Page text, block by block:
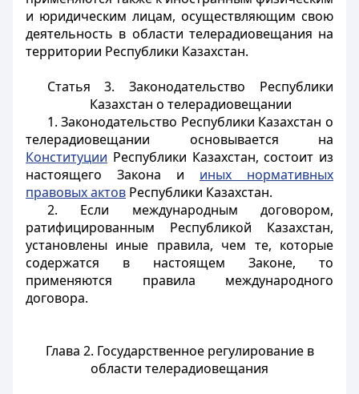
и юридическим лицам, осуществляющим свою
деятельность в области телерадиовещания на
территории Республики Казахстан.
Статья 3. Законодательство Республики
Казахстан о телерадиовещании
1. Законодательство Республики Казахстан о
телерадиовещании основывается на
Конституции Республики Казахстан, состоит из
настоящего Закона и иных нормативных
правовых актов Республики Казахстан.
2. Если международным договором,
ратифицированным Республикой Казахстан,
установлены иные правила, чем те, которые
содержатся в настоящем Законе, то
применяются правила международного
договора.
Глава 2. Государственное регулирование в
области телерадиовещания